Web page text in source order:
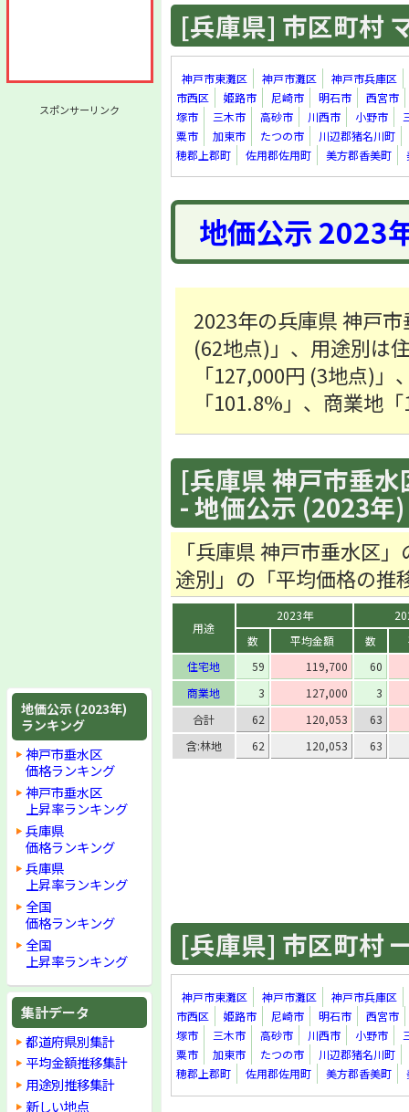
スポンサーリンク
地価公示 (2023年)
ランキング
神戸市垂水区
価格ランキング
神戸市垂水区
上昇率ランキング
兵庫県
価格ランキング
兵庫県
上昇率ランキング
全国
価格ランキング
全国
上昇率ランキング
集計データ
都道府県別集計
平均金額推移集計
用途別推移集計
新しい地点
[兵庫県] 市区町村
神戸市東灘区 神戸市灘区
神戸市兵庫区
市西区
姫路市 尼崎市 明石市
西宮市
塚市
三木市 高砂市 川西市 小野市
粟市
加東市 たつの市
川辺郡猪名川町
穂郡上郡町
佐用郡佐用町 美方郡香美町
地価公示 2023
2023年の兵庫県 神戸
(62地点)」、用途別は
「127,000円 (3地点)
「101.8%」、商業地
[兵庫県 神戸市垂
- 地価公示 (2023年)
「兵庫県 神戸市垂水区
途別」の「平均価格の推
用途
2023年
数
平均金額 数
住宅地
59 119,700
60
商業地
3 127,000
3
合計
62 120,053
63
含:林地
62 120,053 63
[兵庫県] 市区町村
神戸市東灘区 神戸市灘区
神戸市兵庫区
市西区
姫路市 尼崎市 明石市
西宮市
塚市
三木市 高砂市 川西市 小野市
粟市
加東市 たつの市
川辺郡猪名川町
穂郡上郡町
佐用郡佐用町 美方郡香美町